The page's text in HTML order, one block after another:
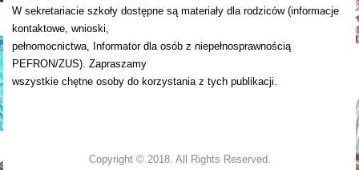
W sekretariacie szkoły dostępne są materiały dla rodziców (informacje
kontaktowe, wnioski,
pełnomocnictwa, Informator dla osób z niepełnosprawnością
PEFRON/ZUS). Zapraszamy
wszystkie chętne osoby do korzystania z tych publikacji.
Copyright © 2018. All Rights Reserved.